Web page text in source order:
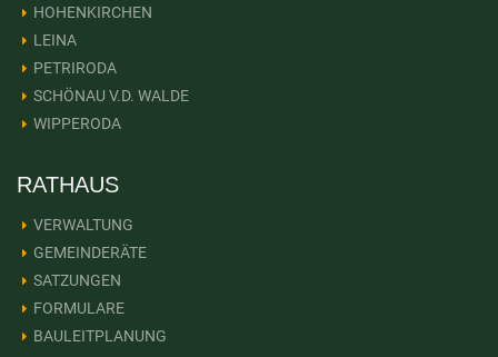
HOHENKIRCHEN
LEINA
PETRIRODA
SCHÖNAU V.D. WALDE
WIPPERODA
RATHAUS
VERWALTUNG
GEMEINDERÄTE
SATZUNGEN
FORMULARE
BAULEITPLANUNG